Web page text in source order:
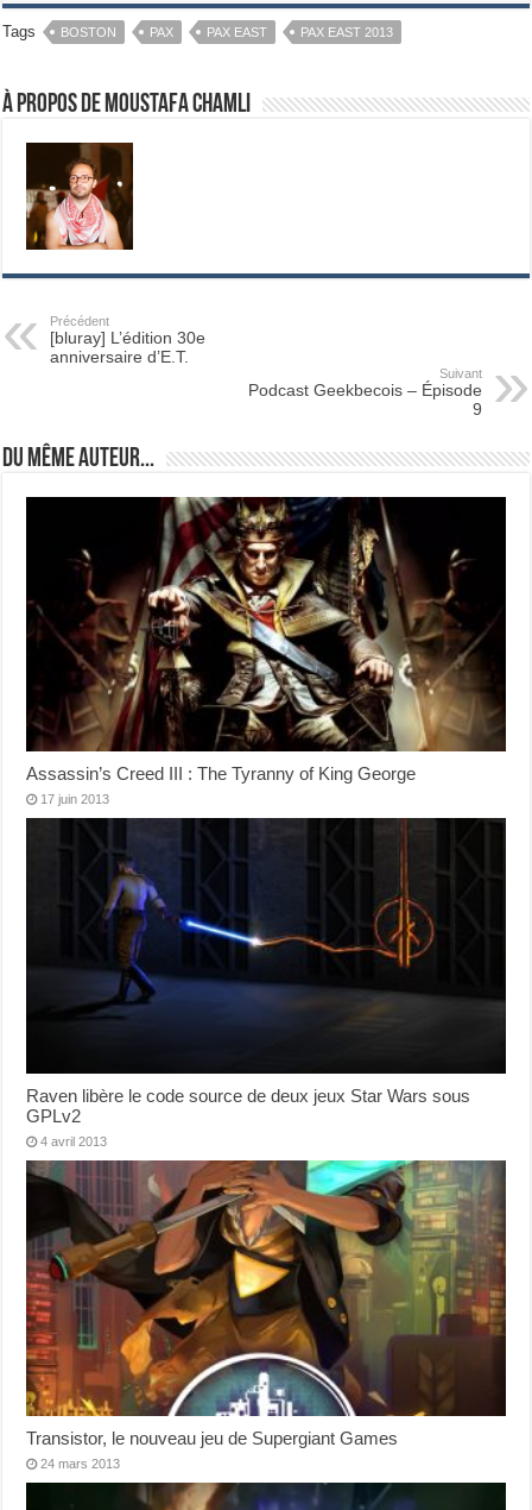
Tags BOSTON PAX PAX EAST PAX EAST 2013
À propos de Moustafa Chamli
Précédent
[bluray] L’édition 30e
anniversaire d’E.T.
Suivant
Podcast Geekbecois – Épisode
9
Du même auteur...
Assassin’s Creed III : The Tyranny of King George
17 juin 2013
Raven libère le code source de deux jeux Star Wars sous
GPLv2
4 avril 2013
Transistor, le nouveau jeu de Supergiant Games
24 mars 2013